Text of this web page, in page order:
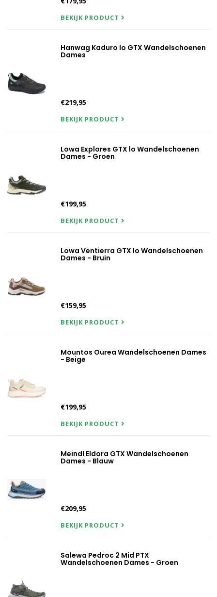
BEKIJK PRODUCT
Hanwag Kaduro lo GTX Wandelschoenen
Dames
€219,95
BEKIJK PRODUCT
Lowa Explores GTX lo Wandelschoenen
Dames - Groen
€199,95
BEKIJK PRODUCT
Lowa Ventierra GTX lo Wandelschoenen
Dames - Bruin
€159,95
BEKIJK PRODUCT
Mountos Ourea Wandelschoenen Dames
- Beige
€199,95
BEKIJK PRODUCT
Meindl Eldora GTX Wandelschoenen
Dames - Blauw
€209,95
BEKIJK PRODUCT
Salewa Pedroc 2 Mid PTX
Wandelschoenen Dames - Groen